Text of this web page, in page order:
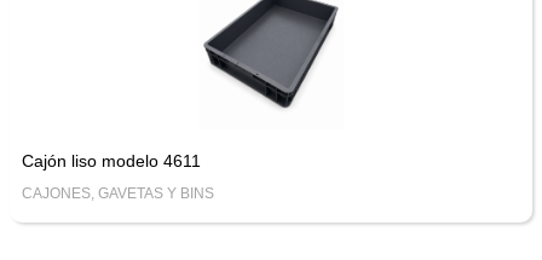
Cajón liso modelo 4611
CAJONES, GAVETAS Y BINS